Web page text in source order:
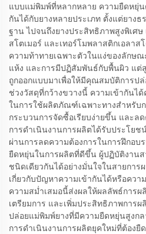
แบบแม่พิมพ์ที่หลากหลาย ความยืดหยุ่น
กันได้กับยางหลายประเภท ตั้งแต่ยาง
ฐาน ไปจนถึงยางประสิทธิภาพสูงพิเศ
สโตเมอร์ และเทอร์โมพลาสติกเอลาส
ความท้าทายเฉพาะตัวในแง่ของลักษณ
แห้ง และการมีปฏิสัมพันธ์กับพื้นผิว แต่
ถูกออกแบบมาเพื่อให้มีคุณสมบัติการป
ช่วงวัสดุที่กว้างขวางนี้ ความเข้ากันไ
ในการใช้ผลิตภัณฑ์เฉพาะทางสำหรับ
กระบวนการจัดซื้อเรียบง่ายขึ้น และ
การดำเนินงานการผลิตได้รับประโย
ผ่านการลดความต้องการในการฝึกอ
ยืดหยุ่นในการผลิตที่ดีขึ้น ผู้ปฏิบัติงาน
ชนิดเดียวกันได้อย่างมั่นใจในสายการ
เกี่ยวกับปัญหาความเข้ากันได้หรือคว
ความสม่ำเสมอนี้ส่งผลให้ผลลัพธ์การ
เตรียมการ และเพิ่มประสิทธิภาพการ
ปล่อยแม่พิมพ์ยางที่มีความยืดหยุ่นสูงก
การดำเนินงานการผลิตยุคใหม่ที่ต้องยื